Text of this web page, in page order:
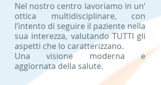
Nel nostro centro lavoriamo in un’
ottica multidisciplinare, con
l’intento di seguire il paziente nella
sua interezza, valutando TUTTI gli
aspetti che lo caratterizzano.
Una visione moderna e
aggiornata della salute.